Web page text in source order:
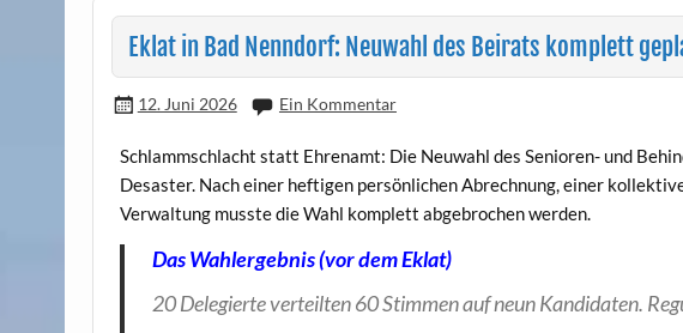
Eklat in Bad Nenndorf: Neuwahl des Beirats komplett
12. Juni 2026 Ein Kommentar
Schlammschlacht statt Ehrenamt: Die Neuwahl des Senioren- und
Desaster. Nach einer heftigen persönlichen Abrechnung, einer
Verwaltung musste die Wahl komplett abgebrochen werden.
Das Wahlergebnis (vor dem Eklat)
20 Delegierte verteilten 60 Stimmen auf neun Kandidaten.